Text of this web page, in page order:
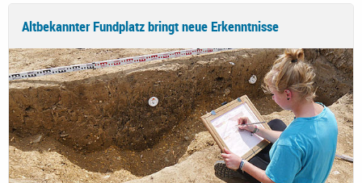
Altbekannter Fundplatz bringt neue Erkenntnisse